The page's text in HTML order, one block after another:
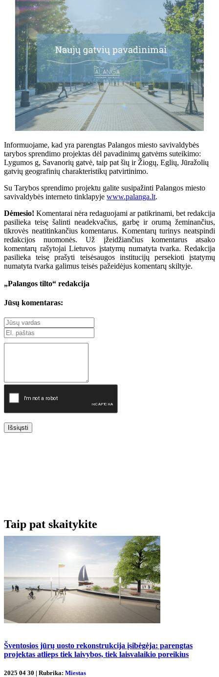
Informuojame, kad yra parengtas Palangos miesto savivaldybės
tarybos sprendimo projektas dėl pavadinimų gatvėms suteikimo:
Lygumos g, Savanorių gatvė, taip pat šių ir Žiogų, Eglių, Jūražolių
gatvių geografinių charakteristikų patvirtinimo.
Su Tarybos sprendimo projektu galite susipažinti Palangos miesto
savivaldybės interneto tinklapyje www.palanga.lt.
Dėmesio! Komentarai nėra redaguojami ar patikrinami, bet redakcija
pasilieka teisę šalinti neadekvačius, garbę ir orumą žeminančius,
tikrovės neatitinkančius komentarus. Komentarų turinys neatspindi
redakcijos nuomonės. Už įžeidžiančius komentarus atsako
komentarų rašytojai Lietuvos įstatymų numatyta tvarka. Redakcija
pasilieka teisę prašyti teisėsaugos institucijų persekioti įstatymų
numatyta tvarka galimus teisės pažeidėjus komentarų skiltyje.
„Palangos tilto“ redakcija
Jūsų komentaras:
Išsiųsti
Taip pat skaitykite
Šventosios jūrų uosto rekonstrukcija įsibėgėja: parengtas
projektas atlieps tiek laivybos, tiek laisvalaikio poreikius
2025 04 30 | Rubrika: Miestas